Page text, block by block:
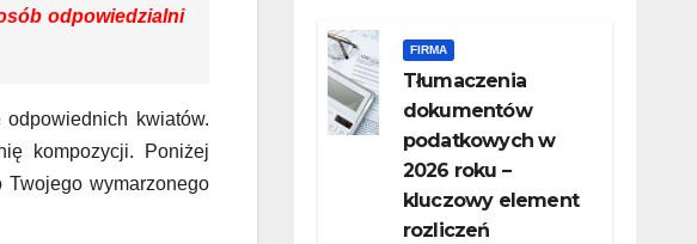
odpowiedzialni
kwiatów.
kompozycji. Poniżej
Twojego wymarzonego
FIRMA
Tłumaczenia
dokumentów
podatkowych w
2026 roku –
kluczowy element
rozliczeń